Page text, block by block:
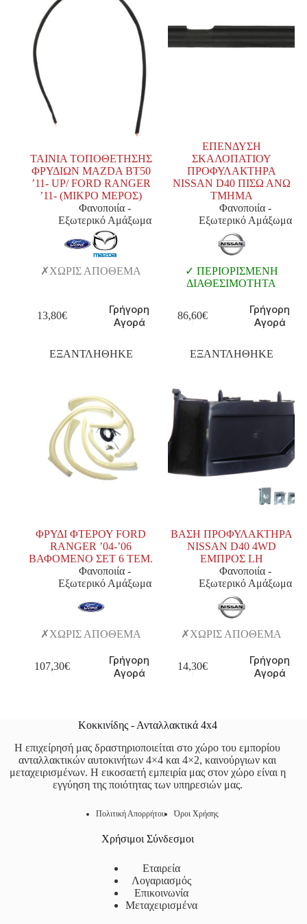
ΤΑΙΝΙΑ ΤΟΠΟΘΕΤΗΣΗΣ
ΦΡΥΔΙΩΝ MAZDA BT50
’11- UP/ FORD RANGER
’11- (ΜΙΚΡΟ ΜΕΡΟΣ)
Φανοποιία -
Εξωτερικό Αμάξωμα
ΧΩΡΙΣ ΑΠΟΘΕΜΑ
13,80€
Γρήγορη
Αγορά
ΕΠΕΝΔΥΣΗ
ΣΚΑΛΟΠΑΤΙΟΥ
ΠΡΟΦΥΛΑΚΤΗΡΑ
NISSAN D40 ΠΙΣΩ ΑΝΩ
TMHMA
Φανοποιία -
Εξωτερικό Αμάξωμα
ΠΕΡΙΟΡΙΣΜΕΝΗ
ΔΙΑΘΕΣΙΜΟΤΗΤΑ
86,60€
Γρήγορη
Αγορά
ΕΞΑΝΤΛΗΘΗΚΕ
ΦΡΥΔΙ ΦΤΕΡΟΥ FORD
RANGER ’04-’06
ΒΑΦΟΜΕΝΟ ΣΕΤ 6 ΤΕΜ.
Φανοποιία -
Εξωτερικό Αμάξωμα
ΧΩΡΙΣ ΑΠΟΘΕΜΑ
107,30€
Γρήγορη
Αγορά
ΕΞΑΝΤΛΗΘΗΚΕ
ΒΑΣΗ ΠΡΟΦΥΛΑΚΤΗΡΑ
NISSAN D40 4WD
ΕΜΠΡΟΣ LH
Φανοποιία -
Εξωτερικό Αμάξωμα
ΧΩΡΙΣ ΑΠΟΘΕΜΑ
14,30€
Γρήγορη
Αγορά
Κοκκινίδης - Ανταλλακτικά 4x4
Η επιχείρησή μας δραστηριοποιείται στο χώρο του εμπορίου
ανταλλακτικών αυτοκινήτων 4×4 και 4×2, καινούργιων και
μεταχειρισμένων. Η εικοσαετή εμπειρία μας στον χώρο είναι η
εγγύηση της ποιότητας των υπηρεσιών μας.
Πολιτική Απορρήτου Όροι Χρήσης
Χρήσιμοι Σύνδεσμοι
Εταιρεία
Λογαριασμός
Επικοινωνία
Μεταχειρισμένα